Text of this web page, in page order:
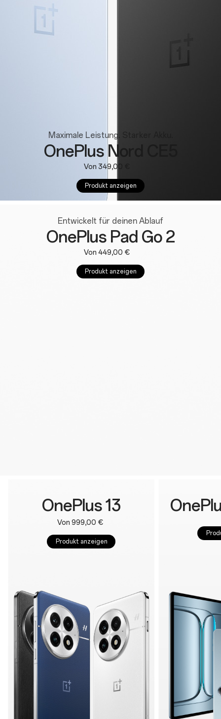
Maximale Leistung. Starker Akku.
OnePlus Nord CE5
Von 349,00 €
Produkt anzeigen
Entwickelt für deinen Ablauf
OnePlus Pad Go 2
Von 449,00 €
Produkt anzeigen
OnePlus 13
Von 999,00 €
Produkt anzeigen